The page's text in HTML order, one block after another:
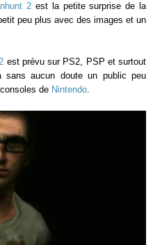
2 est la petite surprise de la
peu plus avec des images et un
est prévu sur PS2, PSP et surtout
aucun doute un public peu
de Nintendo.